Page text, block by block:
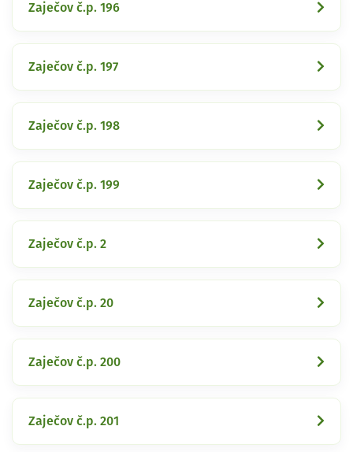
Zaječov č.p. 196
Zaječov č.p. 197
Zaječov č.p. 198
Zaječov č.p. 199
Zaječov č.p. 2
Zaječov č.p. 20
Zaječov č.p. 200
Zaječov č.p. 201